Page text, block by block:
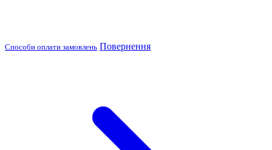
Способи оплати замовлень Повернення